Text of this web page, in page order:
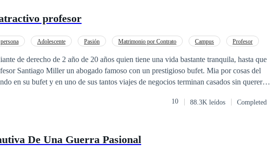
profesor
Adolescente Pasión Matrimonio por Contrato Campus
Profesor
20 años quien tiene una vida bastante tranquila, hasta que
Santiago Miller un abogado famoso con un prestigioso bufet. Mia por cosas del
terminan casados sin querer
10 88.3K leídos Completed
De Una Guerra Pasional